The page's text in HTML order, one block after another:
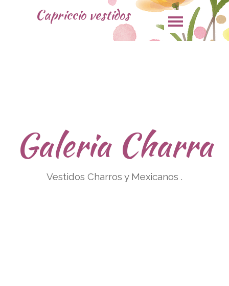
Capriccio vestidos
Galeria Charra
Vestidos Charros y Mexicanos .